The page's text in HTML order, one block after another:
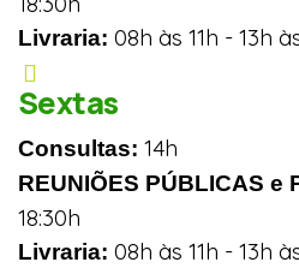
Livraria: 08h às 11h - 13h
Sextas
Consultas: 14h
REUNIÕES PÚBLICAS e
18:30h
Livraria: 08h às 11h - 13h